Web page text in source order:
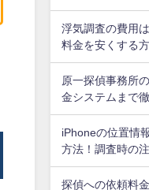
浮気調査の費用
料金を安くする
原一探偵事務所
金システムまで
iPhoneの位置情
方法！調査時の
探偵への依頼料